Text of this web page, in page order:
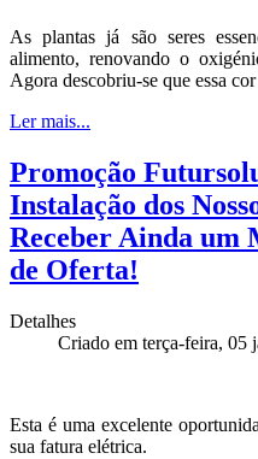
As plantas já são seres
alimento, renovando o
Agora descobriu-se que essa
Ler mais...
Promoção
Instalação dos
Receber Ainda um
de Oferta!
Detalhes
Criado em terça-feira, 05
Esta é uma excelente
sua fatura elétrica.